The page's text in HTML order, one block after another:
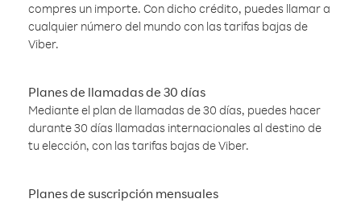
compres un importe. Con dicho crédito, puedes llamar a
cualquier número del mundo con las tarifas bajas de
Viber.
Planes de llamadas de 30 días
Mediante el plan de llamadas de 30 días, puedes hacer
durante 30 días llamadas internacionales al destino de
tu elección, con las tarifas bajas de Viber.
Planes de suscripción mensuales